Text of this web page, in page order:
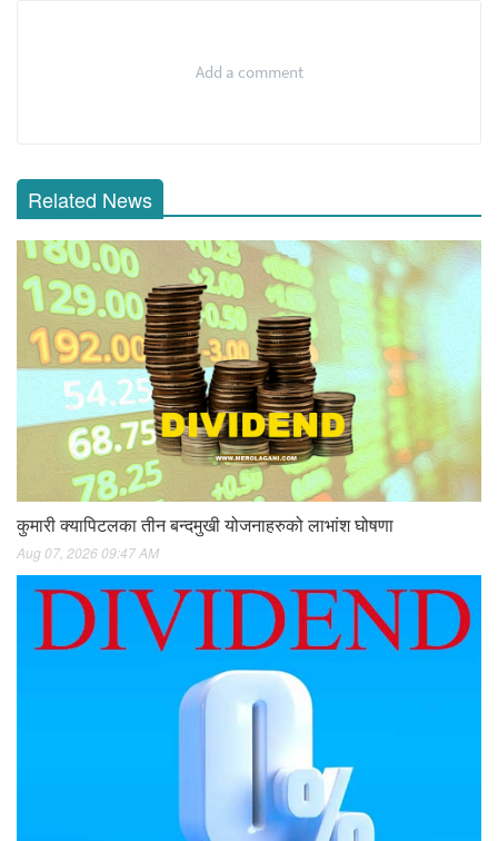
Add a comment
Related News
कुमारी क्यापिटलका तीन बन्दमुखी योजनाहरुको लाभांश घोषणा
Aug 07, 2026 09:47 AM